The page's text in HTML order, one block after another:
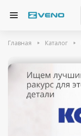
Главная Каталог